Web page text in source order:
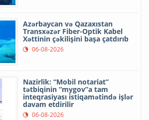
Azərbaycan və Qazaxıstan
Transxəzər Fiber-Optik Kabel
Xəttinin çəkilişini başa çatdırıb
06-08-2026
Nazirlik: “Mobil notariat”
tətbiqinin “mygov”a tam
inteqrasiyası istiqamətində işlər
davam etdirilir
06-08-2026